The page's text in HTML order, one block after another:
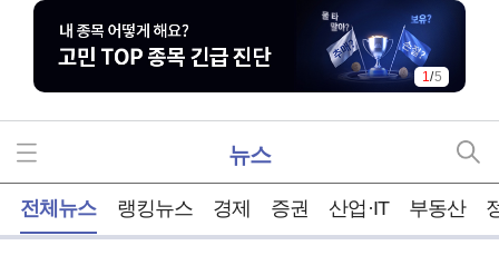
1/5
뉴스
전체뉴스 랭킹뉴스 경제 증권 산업·IT 부동산